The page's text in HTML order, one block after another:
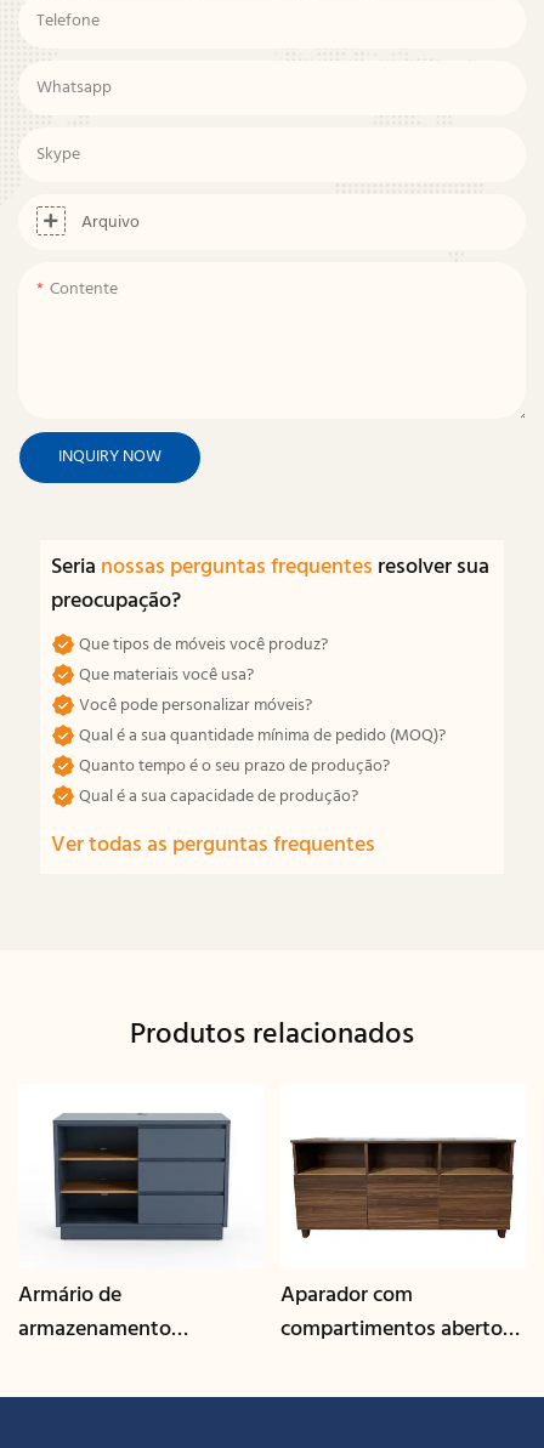
Telefone
Whatsapp
Skype
Arquivo
Contente
INQUIRY NOW
Seria nossas perguntas frequentes resolver sua
preocupação?
Que tipos de móveis você produz?
Que materiais você usa?
Você pode personalizar móveis?
Qual é a sua quantidade mínima de pedido (MOQ)?
Quanto tempo é o seu prazo de produção?
Qual é a sua capacidade de produção?
Ver todas as perguntas frequentes
Produtos relacionados
Armário de
armazenamento
gerenciamento de cabos |
Aparador com
compartimentos abertos
nogueira | CIS-207 - GCON